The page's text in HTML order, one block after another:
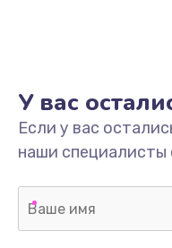
У вас
Если у вас
наши специалисты